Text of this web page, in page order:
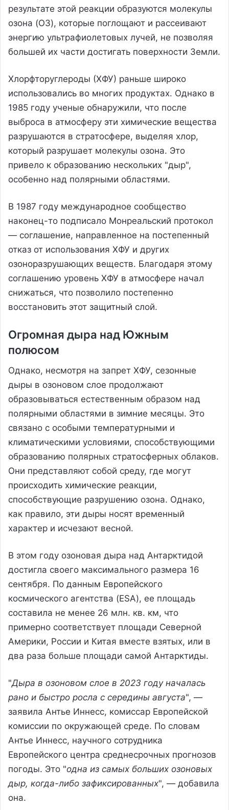
результате этой реакции образуются молекулы
озона (O3), которые поглощают и рассеивают
энергию ультрафиолетовых лучей, не позволяя
большей их части достигать поверхности Земли.
Хлорфторуглероды (ХФУ) раньше широко
использовались во многих продуктах. Однако в
1985 году ученые обнаружили, что после
выброса в атмосферу эти химические вещества
разрушаются в стратосфере, выделяя хлор,
который разрушает молекулы озона. Это
привело к образованию нескольких "дыр",
особенно над полярными областями.
В 1987 году международное сообщество
наконец-то подписало Монреальский протокол
— соглашение, направленное на постепенный
отказ от использования ХФУ и других
озоноразрушающих веществ. Благодаря этому
соглашению уровень ХФУ в атмосфере начал
снижаться, что позволило постепенно
восстановить этот защитный слой.
Огромная дыра над Южным
полюсом
Однако, несмотря на запрет ХФУ, сезонные
дыры в озоновом слое продолжают
образовываться естественным образом над
полярными областями в зимние месяцы. Это
связано с особыми температурными и
климатическими условиями, способствующими
образованию полярных стратосферных облаков.
Они представляют собой среду, где могут
происходить химические реакции,
способствующие разрушению озона. Однако,
как правило, эти дыры носят временный
характер и исчезают весной.
В этом году озоновая дыра над Антарктидой
достигла своего максимального размера 16
сентября. По данным Европейского
космического агентства (ESA), ее площадь
составила не менее 26 млн. кв. км, что
примерно соответствует площади Северной
Америки, России и Китая вместе взятых, или в
два раза больше площади самой Антарктиды.
"Дыра в озоновом слое в 2023 году началась
рано и быстро росла с середины августа", —
заявила Антье Иннесс, комиссар Европейской
комиссии по окружающей среде. По словам
Антье Иннесс, научного сотрудника
Европейского центра среднесрочных прогнозов
погоды. Это "одна из самых больших озоновых
дыр, когда-либо зафиксированных", — добавила
она.